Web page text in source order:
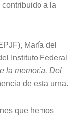
contribuido a la
María del
Instituto Federal
la memoria. Del
de esta urna.
que hemos